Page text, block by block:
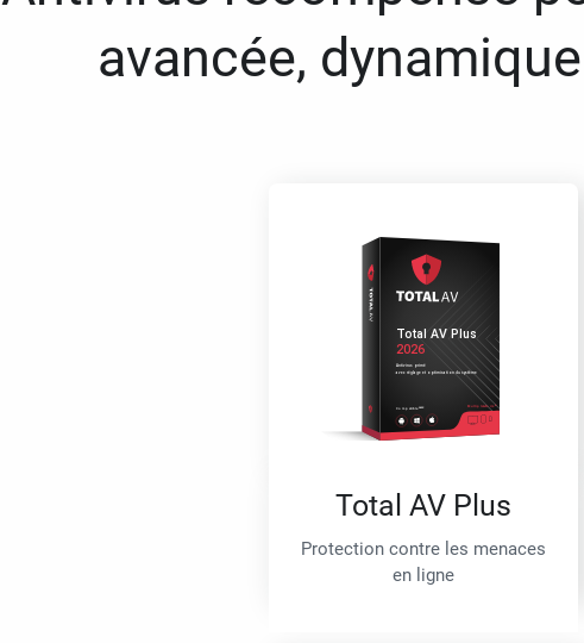
avancée,
Total AV Plus
Protection contre les menaces
en ligne